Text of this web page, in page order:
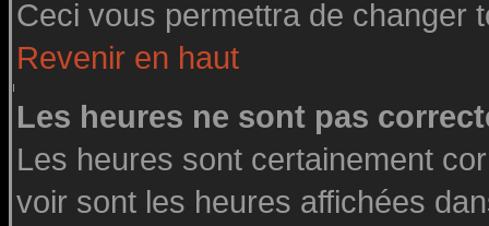
Ceci vous permettra de changer
Revenir en haut
Les heures ne sont pas
Les heures sont certainement
voir sont les heures affichées